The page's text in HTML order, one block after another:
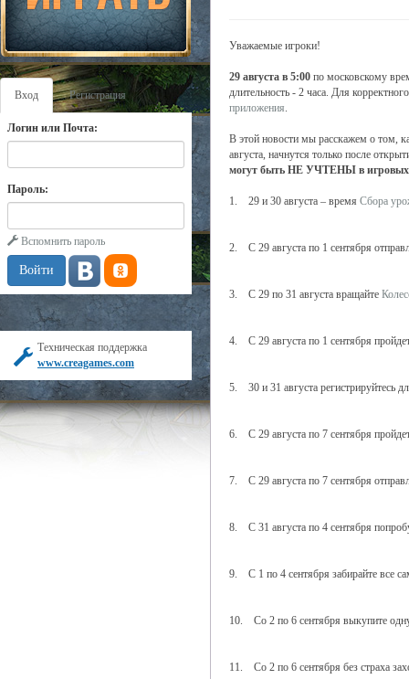
Вход Регистрация
Логин или Почта:
Пароль:
Вспомнить пароль
Техническая поддержка
www.creagames.com
Уважаемые игроки!
29 августа в 5:00 по московскому
длительность - 2 часа. Для
приложения.
В этой новости мы расскажем о том,
августа, начнутся только после
могут быть НЕ УЧТЕНЫ в игровых
1. 29 и 30 августа – время Сбора
2. С 29 августа по 1 сентября
3. С 29 по 31 августа вращайте
4. С 29 августа по 1 сентября
5. 30 и 31 августа регистрируйтесь
6. С 29 августа по 7 сентября
7. С 29 августа по 7 сентября
8. С 31 августа по 4 сентября
9. С 1 по 4 сентября забирайте все
10. Со 2 по 6 сентября выкупите
11. Со 2 по 6 сентября без страха